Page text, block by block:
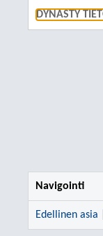
DYNASTY
Navigointi
Edellinen asia